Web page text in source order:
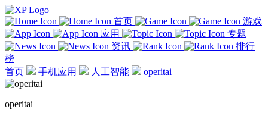
首页
游戏
应用
专题
资讯
排行
榜
首页
手机应用 人工智能 operitai
operitai